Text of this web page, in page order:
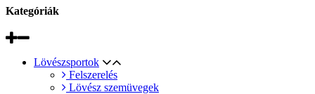
Kategóriák
Lövészsportok
Felszerelés
Lövész szemüvegek